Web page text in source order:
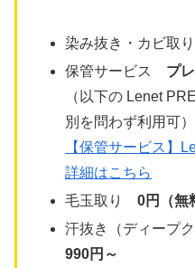
染み抜き・カビ
保管サービス プ
（以下の Lenet
別を問わず利用可）
【保管サービス】
詳細はこちら
毛玉取り0円（無
汗抜き（ディープ
990円～